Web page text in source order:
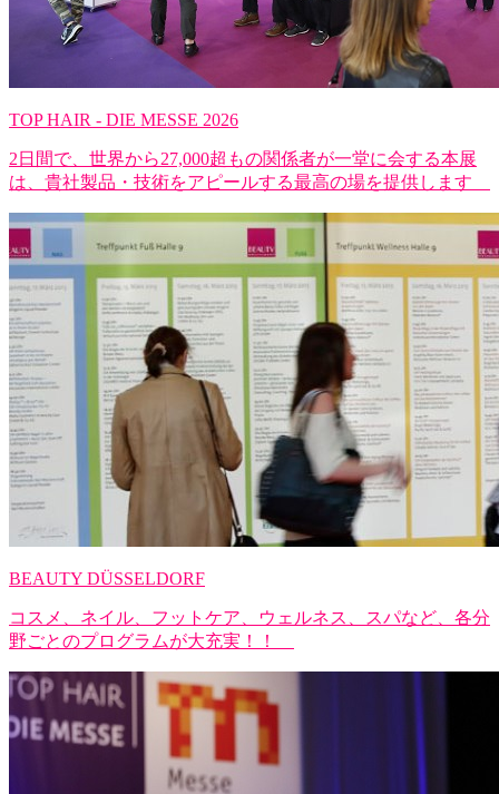
TOP HAIR - DIE MESSE 2026
2日間で、世界から27,000超もの関係者が一堂に会する本展
は、貴社製品・技術をアピールする最高の場を提供します
BEAUTY DÜSSELDORF
コスメ、ネイル、フットケア、ウェルネス、スパなど、各分
野ごとのプログラムが大充実！！